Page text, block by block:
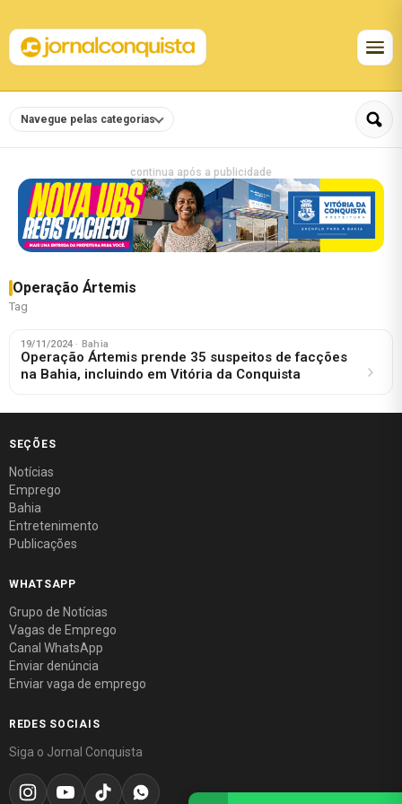
Navegue pelas categorias
continua após a publicidade
Operação Ártemis
Tag
19/11/2024 · Bahia
Operação Ártemis prende 35 suspeitos de facções
na Bahia, incluindo em Vitória da Conquista
SEÇÕES
Notícias
Emprego
Bahia
Entretenimento
Publicações
WHATSAPP
Grupo de Notícias
Vagas de Emprego
Canal WhatsApp
Enviar denúncia
Enviar vaga de emprego
REDES SOCIAIS
Siga o Jornal Conquista